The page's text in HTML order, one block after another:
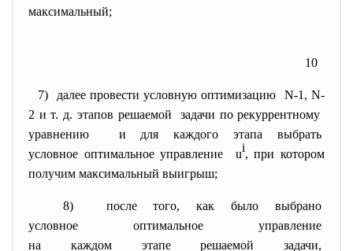
максимальный;
10
7) далее провести условнуюоптимизацию N-1, N-
2 и т. д. этапов решаемой задачи по рекуррентному
уравнению и для каждого этапа выбрать
условное оптимальноеуправление ui, при котором
получим максимальный выигрыш;
8) после того, как было выбрано
условное оптимальное управление
на каждом этапе решаемой задачи,